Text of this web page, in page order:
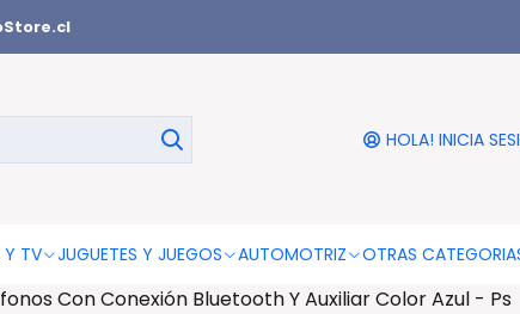
HOLA! INICIA
Y TV JUGUETES Y JUEGOS AUTOMOTRIZ OTRAS
Color Azul - Ps
Con Conexión
Auxiliar Color Azul -
DESCRIPCIÓN
Con Conexión Bluetooth Y Auxiliar Color Azul - Ps